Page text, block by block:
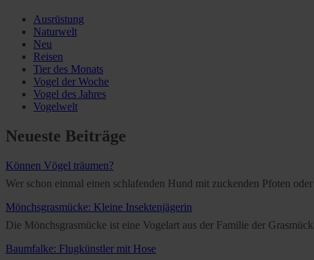
Ausrüstung
Naturwelt
Neu
Reisen
Tier des Monats
Vogel der Woche
Vogel des Jahres
Vogelwelt
Neueste Beiträge
Können Vögel träumen?
Wer schon einmal einen schlafenden Hund mit zuckenden Pfoten
Mönchsgrasmücke: Kleine Insektenjägerin
Die Mönchsgrasmücke ist eine Vogelart aus der Familie der
Baumfalke: Flugkünstler mit Hose